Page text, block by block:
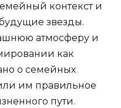
контекст и
звезды.
атмосферу и
как
о семейных
им правильное
пути.